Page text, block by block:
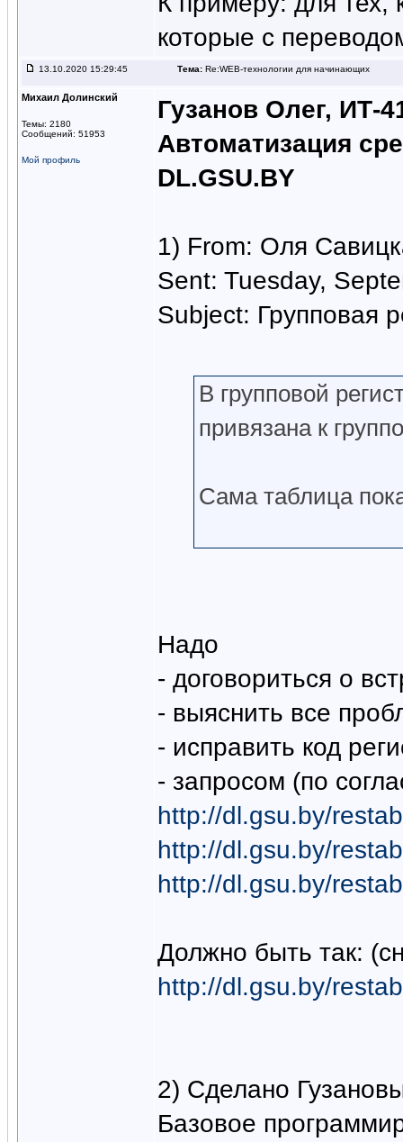
которые с
13.10.2020 15:29:45 Тема: Re:WEB-технологии для начинающих
Михаил Долинский
Темы: 2180
Сообщений: 51953
Мой профиль
Гузанов Олег, ИТ-
Автоматизация
DL.GSU.BY
1) From: Оля
Sent: Tuesday,
Subject: Групповая
В групповой
привязана к
Сама таблица
Надо
- договориться о
- выяснить все
- исправить код
- запросом (по
http://dl.gsu.by/
http://dl.gsu.by/
http://dl.gsu.by/
Должно быть так:
http://dl.gsu.by/
2) Сделано
Базовое